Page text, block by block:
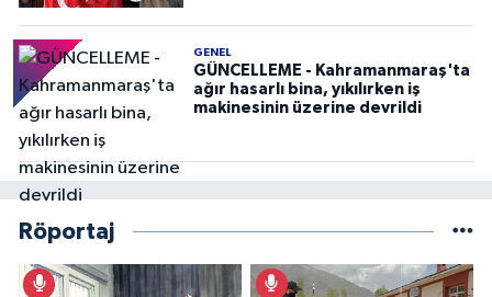
GENEL
GÜNCELLEME - Kahramanmaraş'ta
ağır hasarlı bina, yıkılırken iş
makinesinin üzerine devrildi
Röportaj